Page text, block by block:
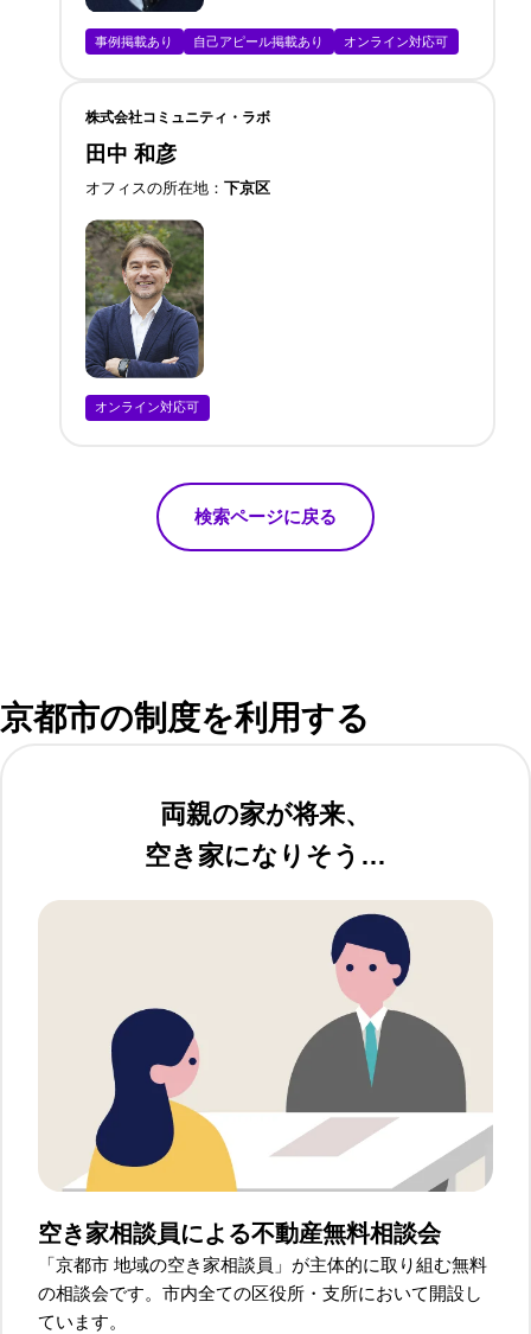
事例掲載あり 自己アピール掲載あり オンライン対応可
株式会社コミュニティ・ラボ
田中 和彦
オフィスの所在地 下京区
オンライン対応可
検索ページに戻る
京都市の制度を利用する
両親の家が将来、
空き家になりそう…
空き家相談員による不動産無料相談会
「京都市 地域の空き家相談員」が主体的に取り組む無料
の相談会です。市内全ての区役所・支所において開設し
ています。